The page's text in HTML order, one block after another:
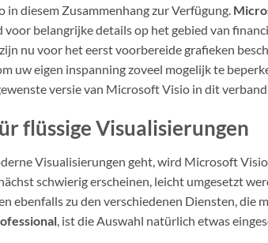
diesem Zusammenhang zur Verfügung.
belangrijke details op het gebied van
nu voor het eerst voorbereide grafieken
uw eigen inspanning zoveel mogelijk te
versie van Microsoft Visio in dit
flüssige Visualisierungen
Visualisierungen geht, wird Microsoft
schwierig erscheinen, leicht umgesetzt
ebenfalls zu den verschiedenen Diensten, die
, ist die Auswahl natürlich etwas